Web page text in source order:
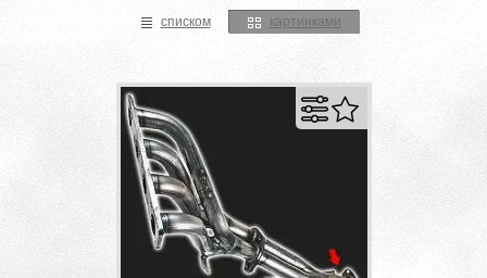
списком картинками